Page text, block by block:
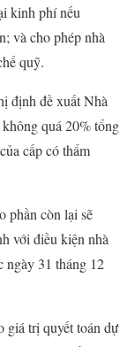
kinh phí nếu
và cho phép nhà
quỹ.
định đề xuất Nhà
quá 20% tổng
cấp có thẩm
phần còn lại sẽ
với điều kiện nhà
ngày 31 tháng 12
giá trị quyết toán dự